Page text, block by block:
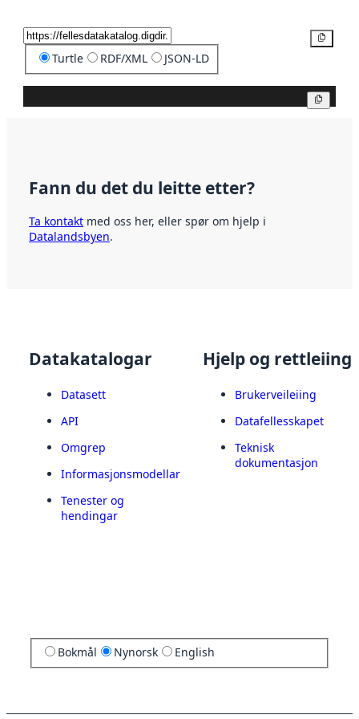
Turtle RDF/XML JSON-LD
Fann du det du leitte etter?
Ta kontakt med oss her, eller spør om hjelp i
Datalandsbyen.
Datakatalogar
Datasett
API
Omgrep
Informasjonsmodellar
Tenester og
hendingar
Hjelp og rettleiing
Brukerveileiing
Datafellesskapet
Teknisk
dokumentasjon
Bokmål Nynorsk English